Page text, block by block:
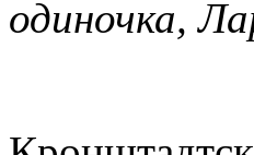
одиночка,